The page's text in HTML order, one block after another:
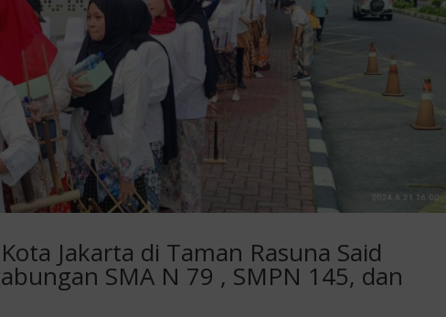
Jakarta di Taman Rasuna Said
SMA N 79 , SMPN 145, dan